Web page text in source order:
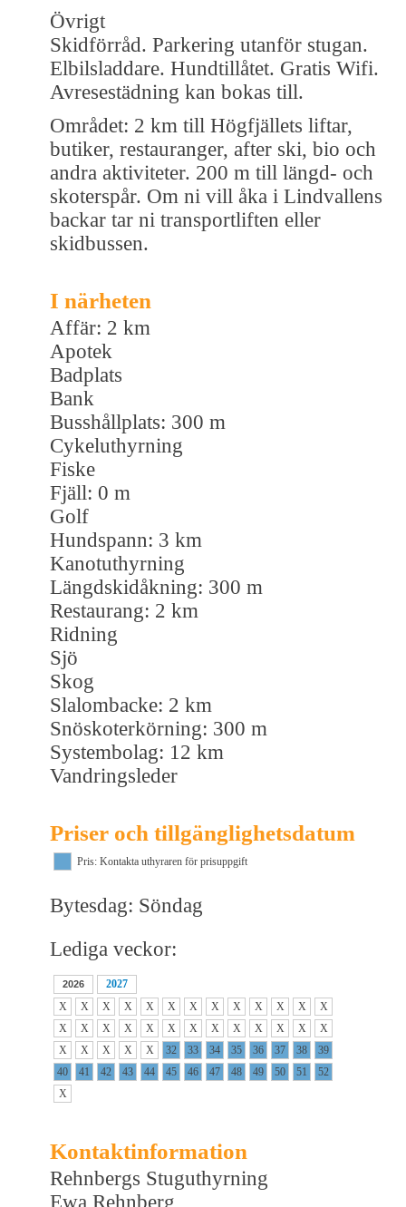
Övrigt
Skidförråd. Parkering utanför stugan.
Elbilsladdare. Hundtillåtet. Gratis Wifi.
Avresestädning kan bokas till.
Området: 2 km till Högfjällets liftar,
butiker, restauranger, after ski, bio och
andra aktiviteter. 200 m till längd- och
skoterspår. Om ni vill åka i Lindvallens
backar tar ni transportliften eller
skidbussen.
I närheten
Affär: 2 km
Apotek
Badplats
Bank
Busshållplats: 300 m
Cykeluthyrning
Fiske
Fjäll: 0 m
Golf
Hundspann: 3 km
Kanotuthyrning
Längdskidåkning: 300 m
Restaurang: 2 km
Ridning
Sjö
Skog
Slalombacke: 2 km
Snöskoterkörning: 300 m
Systembolag: 12 km
Vandringsleder
Priser och tillgänglighetsdatum
Pris: Kontakta uthyraren för prisuppgift
Bytesdag: Söndag
Lediga veckor:
2026
2027
X
X X X X X X X X X X X
X
X
X X X X X X X X X X X
X
X
X X X X 32 33 34 35 36 37 38
39
40
41 42 43 44 45 46 47 48 49 50 51
52
X
Kontaktinformation
Rehnbergs Stuguthyrning
Ewa Rehnberg